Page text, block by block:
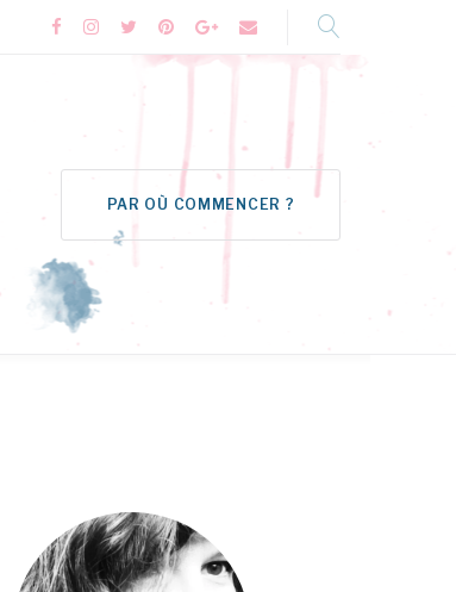
Instagram
TwitterPinterest
Google+Formulaire
PAR OÙ COMMENCER ?